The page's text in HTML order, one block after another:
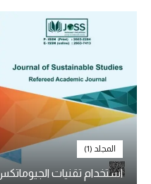
المجلد (1)
استخدام تقنيات